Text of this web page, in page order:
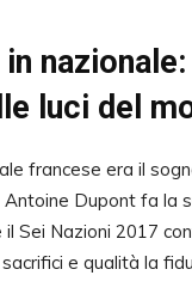
luci del
francese era il
Dupont fa la
Sei Nazioni 2017
e qualità la